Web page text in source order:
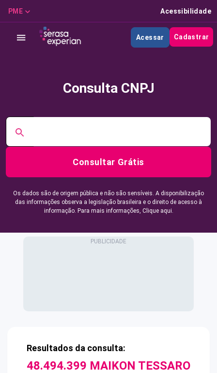
PME Acessibilidade
Acessar Cadastrar
Consulta CNPJ
Consultar Grátis
Os dados são de origem pública e não são sensíveis. A disponibilização
das informações observa a legislação brasileira e o direito de acesso à
informação. Para mais informações, Clique aqui.
Resultados da consulta:
48.494.399 MAIKON TESSARO